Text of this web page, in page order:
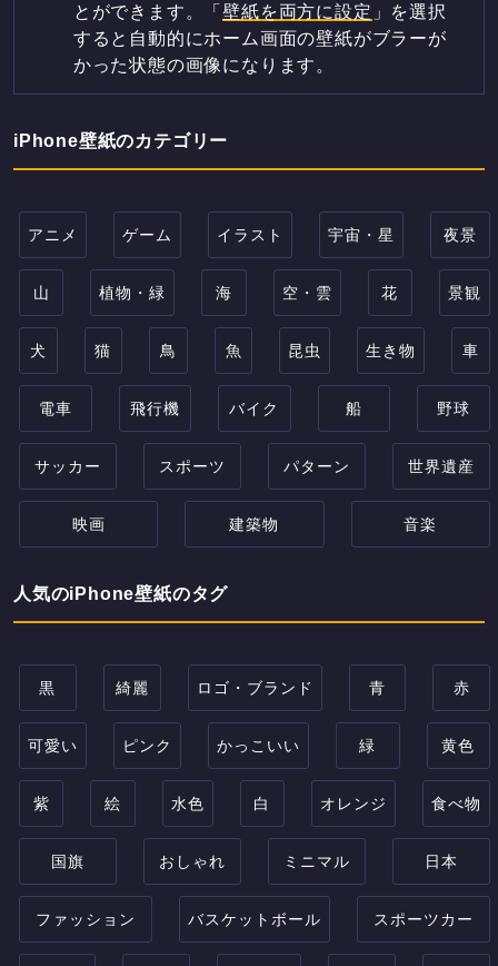
とができます。「壁紙を両方に設定 」を選択
すると自動的にホーム画面の壁紙がブラーが
かった状態の画像になります。
iPhone壁紙のカテゴリー
アニメ ゲーム イラスト 宇宙・星 夜景
山 植物・緑 海 空・雲 花 景観
犬 猫 鳥 魚 昆虫 生き物 車
電車 飛行機 バイク 船 野球
サッカー スポーツ パターン 世界遺産
映画 建築物 音楽
人気のiPhone壁紙のタグ
黒 綺麗 ロゴ・ブランド 青 赤
可愛い ピンク かっこいい 緑 黄色
紫 絵 水色 白 オレンジ 食べ物
国旗 おしゃれ ミニマル 日本
ファッション バスケットボール スポーツカー